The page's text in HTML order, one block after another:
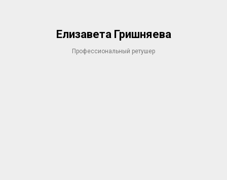
Елизавета Гришняева
Профессиональный ретушер